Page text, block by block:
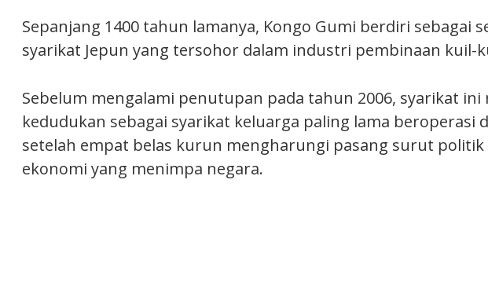
Sepanjang 1400 tahun lamanya, Kongo Gumi berdiri sebagai
syarikat Jepun yang tersohor dalam industri pembinaan kuil-
Sebelum mengalami penutupan pada tahun 2006, syarikat ini
kedudukan sebagai syarikat keluarga paling lama beroperasi
setelah empat belas kurun mengharungi pasang surut politik
ekonomi yang menimpa negara.